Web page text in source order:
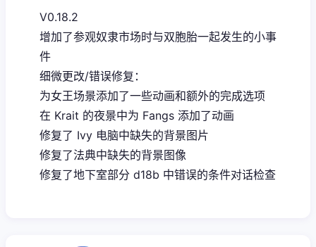
V0.18.2
增加了参观奴隶市场时与双胞胎一起发生的小事
件
细微更改/错误修复：
为女王场景添加了一些动画和额外的完成选项
在 Krait 的夜景中为 Fangs 添加了动画
修复了 Ivy 电脑中缺失的背景图片
修复了法典中缺失的背景图像
修复了地下室部分 d18b 中错误的条件对话检查